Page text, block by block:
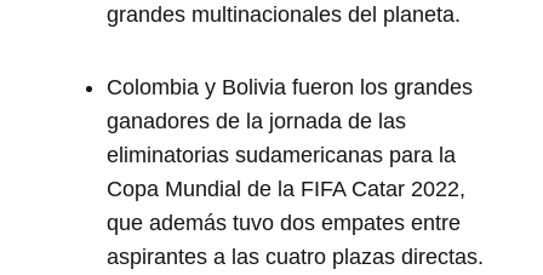
grandes multinacionales del planeta.
Colombia y Bolivia fueron los grandes
ganadores de la jornada de las
eliminatorias sudamericanas para la
Copa Mundial de la FIFA Catar 2022,
que además tuvo dos empates entre
aspirantes a las cuatro plazas directas.